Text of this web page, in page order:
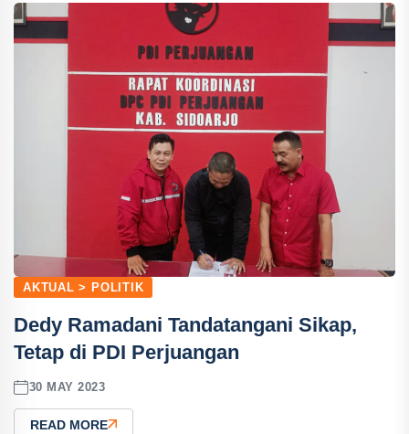
AKTUAL > POLITIK
Dedy Ramadani Tandatangani Sikap,
Tetap di PDI Perjuangan
30 MAY 2023
READ MORE